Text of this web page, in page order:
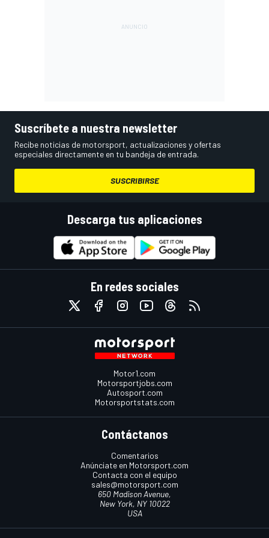
Suscríbete a nuestra newsletter
Recibe noticias de motorsport, actualizaciones y ofertas
especiales directamente en tu bandeja de entrada.
SUSCRIBIRSE
Descarga tus aplicaciones
En redes sociales
Motor1.com
Motorsportjobs.com
Autosport.com
Motorsportstats.com
Contáctanos
Comentarios
Anúnciate en Motorsport.com
Contacta con el equipo
sales@motorsport.com
650 Madison Avenue,
New York, NY 10022
USA